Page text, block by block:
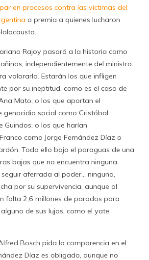
en procesos contra las víctimas del
o premia a quienes lucharon
Rajoy pasará a la historia como
independientemente del ministro
valorarlo. Estarán los que infligen
por su ineptitud, como es el caso de
Mato; o los que aportan el
genocidio social como Cristóbal
Guindos; o los que harían
como Jorge Fernández Díaz o
Todo ello bajo el paraguas de una
bajas que no encuentra ninguna
aferrada al poder… ninguna,
por su supervivencia, aunque al
falta 2,6 millones de parados para
de sus lujos, como el yate
Bosch pida la comparencia en el
Díaz es obligado, aunque no